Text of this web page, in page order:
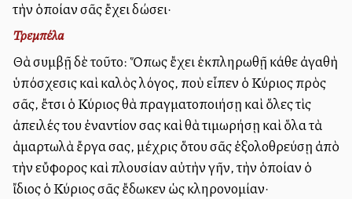
τὴν ὁποίαν σᾶς ἔχει δώσει·
Τρεμπέλα
Θὰ συμβῇ δὲ τοῦτο: Ὅπως ἔχει ἐκπληρωθῇ κάθε ἀγαθὴ
ὑπόσχεσις καὶ καλὸς λόγος, ποὺ εἶπεν ὁ Κύριος πρὸς
σᾶς, ἔτσι ὁ Κύριος θὰ πραγματοποιήσῃ καὶ ὅλες τὶς
ἀπειλές του ἐναντίον σας καὶ θὰ τιμωρήσῃ καὶ ὅλα τὰ
ἁμαρτωλὰ ἔργα σας, μέχρις ὅτου σᾶς ἐξολοθρεύσῃ ἀπὸ
τὴν εὔφορος καὶ πλουσίαν αὐτὴν γῆν, τὴν ὁποίαν ὁ
ἴδιος ὁ Κύριος σᾶς ἔδωκεν ὡς κληρονομίαν·